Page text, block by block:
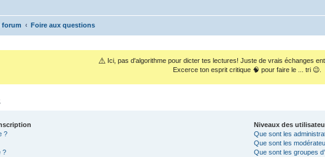
forum Foire aux questions
⚠️ Ici, pas d'algorithme pour dicter tes lectures! Juste de vrais échanges
Excerce ton esprit critique 🧠 pour faire le ... tri 😉.
?
?
Niveaux des
Que sont les
Que sont les
Que sont les groupes